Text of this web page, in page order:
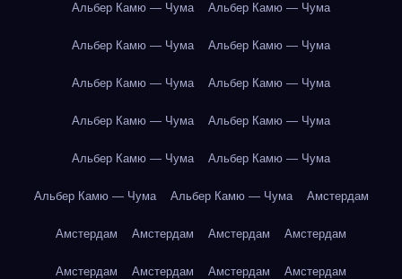
Альбер Камю — Чума Альбер Камю — Чума
Альбер Камю — Чума Альбер Камю — Чума
Альбер Камю — Чума Альбер Камю — Чума
Альбер Камю — Чума Альбер Камю — Чума
Альбер Камю — Чума Альбер Камю — Чума
Альбер Камю — Чума Альбер Камю — Чума Амстердам
Амстердам Амстердам Амстердам Амстердам
Амстердам Амстердам Амстердам Амстердам